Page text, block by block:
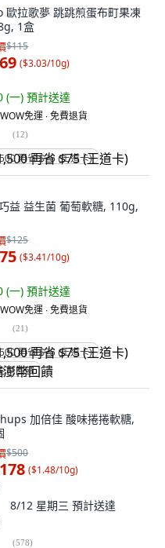
歐拉歌夢 跳跳煎蛋布町果凍
1盒
$115
($3.03/10g)
(一) 預計送達
免運 ∙ 免費退貨
(12)
再省 $75 (王道卡)
益 益生菌 葡萄軟糖, 110g,
$125
($3.41/10g)
(一) 預計送達
免運 ∙ 免費退貨
(21)
再省 $75 (王道卡)
幣回饋
加倍佳 酸味捲捲軟糖,
$500
($1.48/10g)
8/12 星期三 預計送達
(578)